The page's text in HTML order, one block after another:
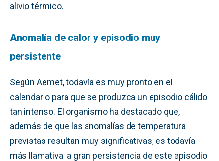
alivio térmico.
Anomalía de calor y episodio muy
persistente
Según Aemet, todavía es muy pronto en el
calendario para que se produzca un episodio cálido
tan intenso. El organismo ha destacado que,
además de que las anomalías de temperatura
previstas resultan muy significativas, es todavía
más llamativa la gran persistencia de este episodio